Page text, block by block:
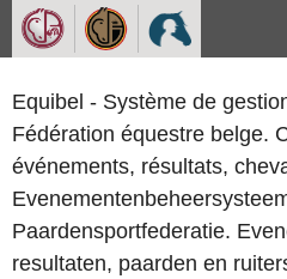
Equibel - Système de
Fédération équestre belge.
événements, résultats,
Paardensportfederatie.
resultaten, paarden en